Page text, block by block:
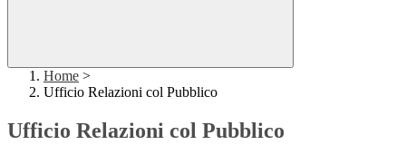
Home >
Ufficio Relazioni col Pubblico
Ufficio Relazioni col Pubblico